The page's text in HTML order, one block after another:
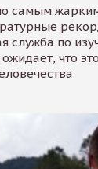
самым
служба по
что